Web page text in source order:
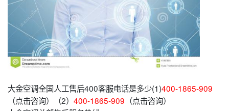
大金空调全国人工售后400客服电话是多少(1)400-1865-909
（点击咨询）（2） 400-1865-909 （点击咨询）